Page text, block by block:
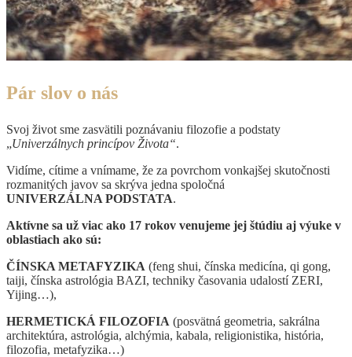
Pár slov o nás
Svoj život sme zasvätili poznávaniu filozofie a podstaty
„Univerzálnych princípov Života“.
Vidíme, cítime a vnímame, že za povrchom vonkajšej skutočnosti
rozmanitých javov sa skrýva jedna spoločná
UNIVERZÁLNA PODSTATA.
Aktívne sa už viac ako 17 rokov venujeme jej štúdiu aj výuke v
oblastiach ako sú:
ČÍNSKA METAFYZIKA (feng shui, čínska medicína, qi gong,
taiji, čínska astrológia BAZI, techniky časovania udalostí ZERI,
Yijing…),
HERMETICKÁ FILOZOFIA (posvätná geometria, sakrálna
architektúra, astrológia, alchýmia, kabala, religionistika, história,
filozofia, metafyzika…)